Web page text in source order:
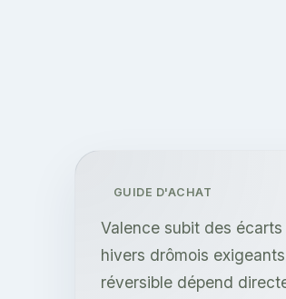
GUIDE D'ACHAT
Valence subit des
hivers drômois
réversible dépend